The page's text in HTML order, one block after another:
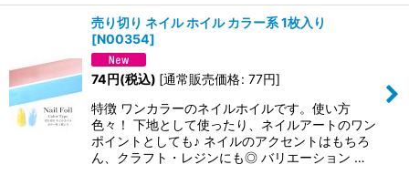
売り切り ネイル ホイル カラー系 1枚入り
[N00354]
74円(税込) [通常販売価格: 77円]
特徴 ワンカラーのネイルホイルです。使い方
色々！ 下地として使ったり、ネイルアートのワン
ポイントとしても♪ ネイルのアクセントはもちろ
ん、クラフト・レジンにも◎ バリエーション …